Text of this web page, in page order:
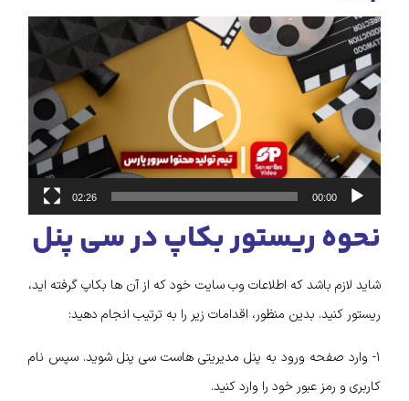
نمایشگر
ویدیو
00:00
02:26
نحوه ریستور بکاپ در سی پنل
شاید لازم باشد که اطلاعات وب سایت خود که از آن‌ ها بکاپ گرفته‌ اید،
ریستور کنید. بدین منظور، اقدامات زیر را به ترتیب انجام دهید:
۱- وارد صفحه ورود به پنل مدیریتی هاست سی پنل شوید. سپس نام
کاربری و رمز عبور خود را وارد کنید.